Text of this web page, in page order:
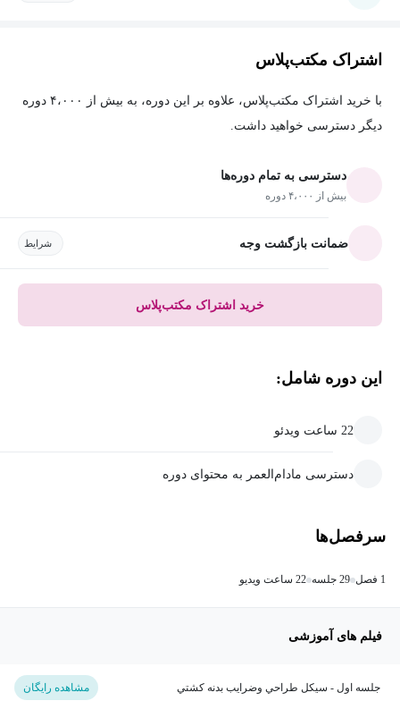
اشتراک مکتب‌پلاس
با خرید اشتراک مکتب‌پلاس، علاوه بر این دوره، به بیش از ۴،۰۰۰ دوره
دیگر دسترسی خواهید داشت.
دسترسی به تمام دوره‌ها
بیش از ۴،۰۰۰ دوره
ضمانت بازگشت وجه شرایط
خرید اشتراک مکتب‌پلاس
این دوره شامل:
22 ساعت ویدئو
دسترسی مادام‌العمر به محتوای دوره
سرفصل‌ها
1 فصل 29 جلسه 22 ساعت ویدیو
فیلم های آموزشی
جلسه اول - سيکل طراحي وضرايب بدنه کشتي مشاهده رایگان